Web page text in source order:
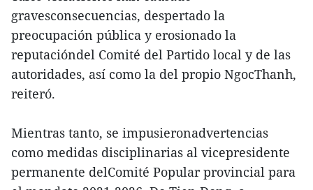
gravesconsecuencias, despertado la
preocupación pública y erosionado la
reputacióndel Comité del Partido local y de las
autoridades, así como la del propio NgocThanh,
reiteró.
Mientras tanto, se impusieronadvertencias
como medidas disciplinarias al vicepresidente
permanente delComité Popular provincial para